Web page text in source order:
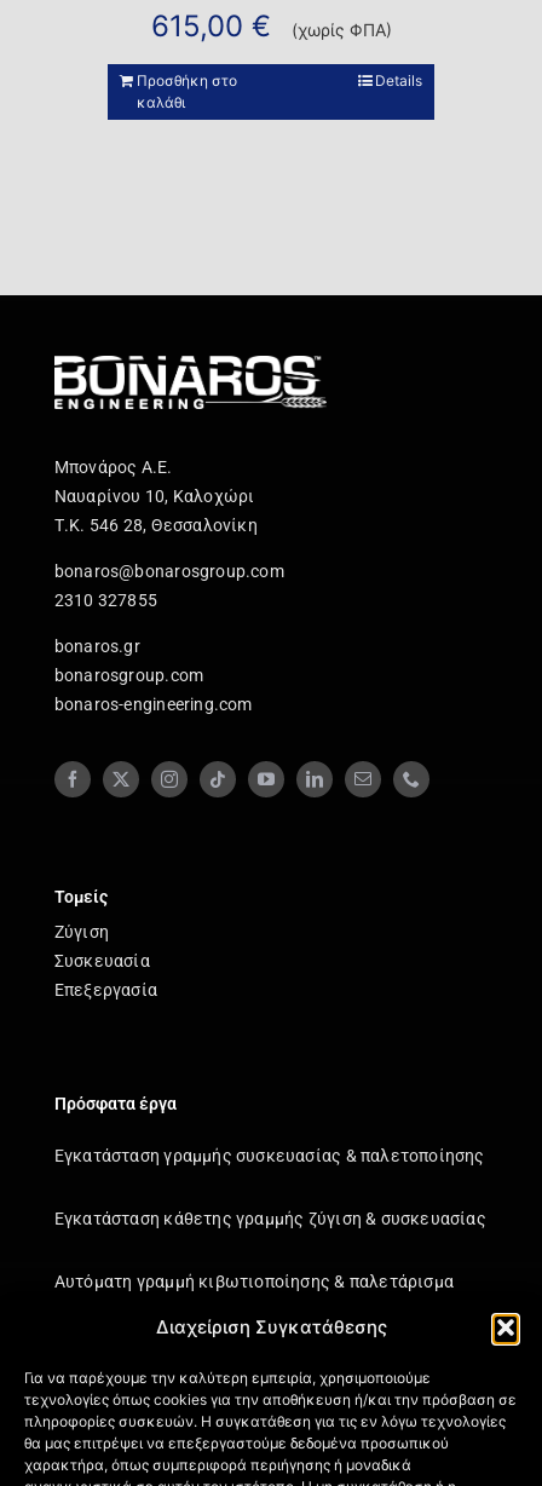
Διαχείριση Συγκατάθεσης
Για να παρέχουμε την καλύτερη εμπειρία, χρησιμοποιούμε
τεχνολογίες όπως cookies για την αποθήκευση ή/και την πρόσβαση σε
πληροφορίες συσκευών. Η συγκατάθεση για τις εν λόγω τεχνολογίες
θα μας επιτρέψει να επεξεργαστούμε δεδομένα προσωπικού
χαρακτήρα, όπως συμπεριφορά περιήγησης ή μοναδικά
615,00 € (χωρίς ΦΠΑ)
Προσθήκη στο
καλάθι
Details
Μπονάρος Α.Ε.
Ναυαρίνου 10, Καλοχώρι
Τ.Κ. 546 28, Θεσσαλονίκη
bonaros@bonarosgroup.com
2310 327855
bonaros.gr
bonarosgroup.com
bonaros-engineering.com
Τομείς
Ζύγιση
Συσκευασία
Επεξεργασία
Πρόσφατα έργα
Εγκατάσταση γραμμής συσκευασίας & παλετοποίησης
Εγκατάσταση κάθετης γραμμής ζύγιση & συσκευασίας
Αυτόματη γραμμή κιβωτιοποίησης & παλετάρισμα
Πληροφορίες
Πιστοποιήσεις